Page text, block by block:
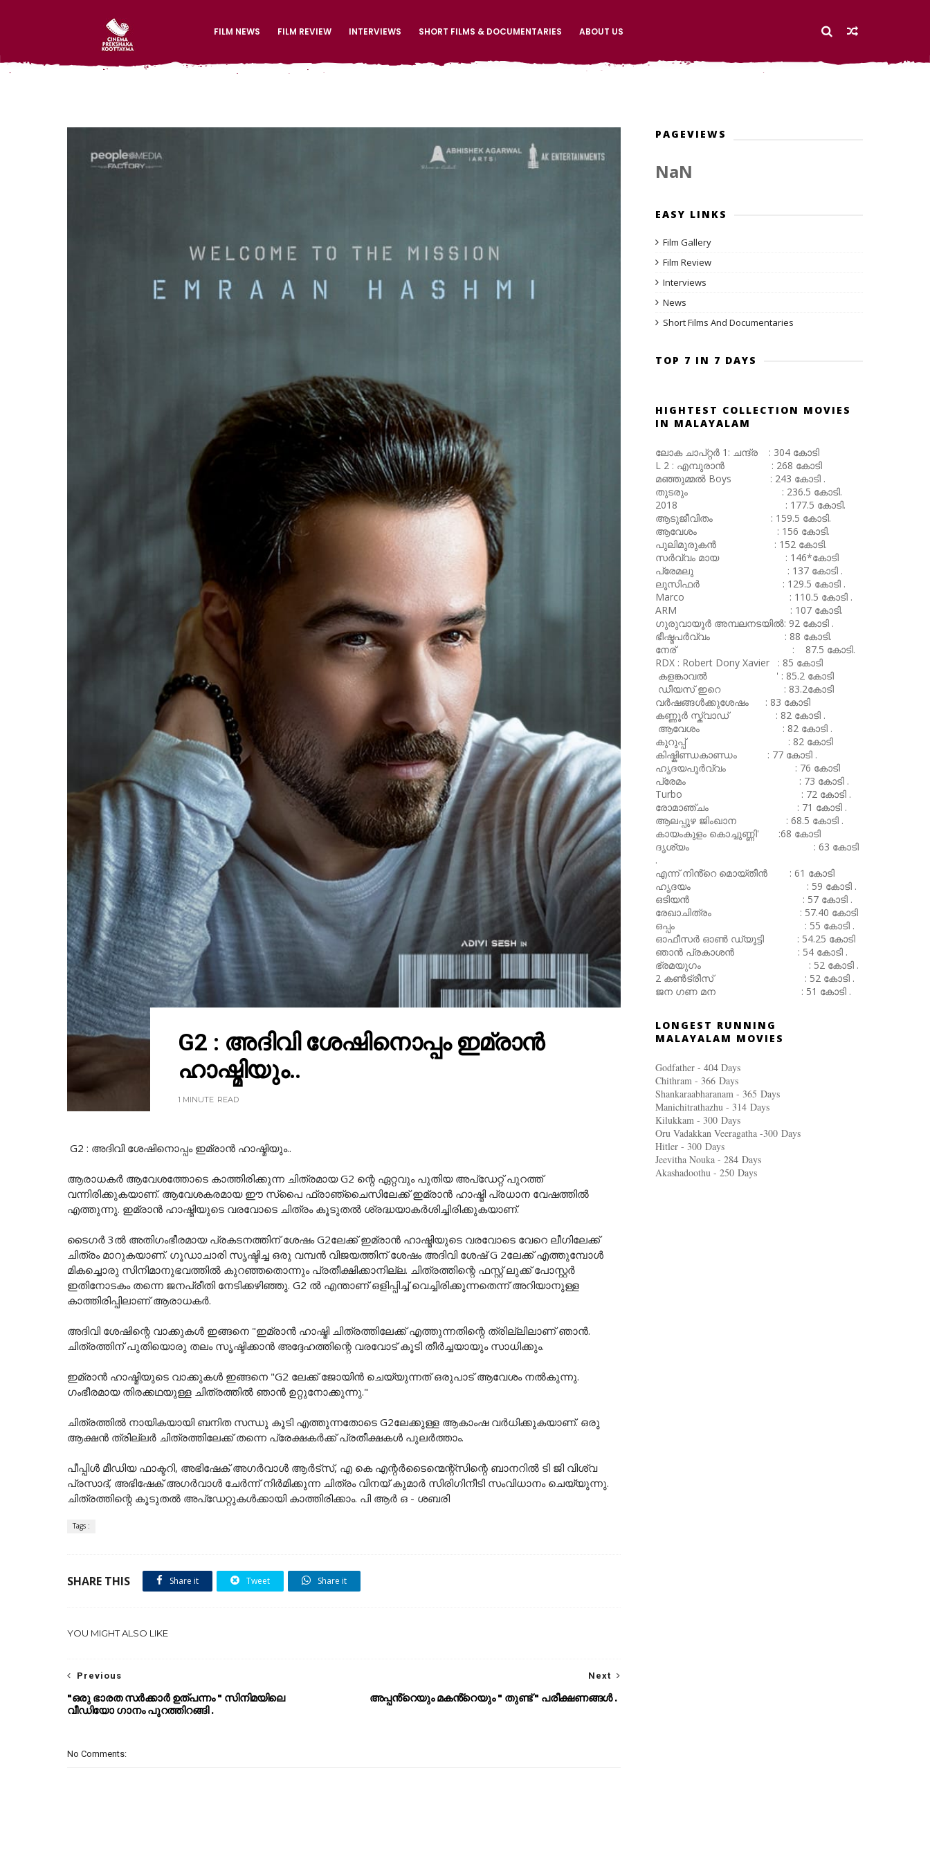
FILM NEWS FILM REVIEW INTERVIEWS SHORT FILMS & DOCUMENTARIES ABOUT US
G2 : അദിവി ശേഷിനൊപ്പം ഇമ്രാൻ
ഹാഷ്മിയും..
1 MINUTE READ
G2 : അദിവി ശേഷിനൊപ്പം ഇമ്രാൻ ഹാഷ്മിയും..
ആരാധകർ ആവേശത്തോടെ കാത്തിരിക്കുന്ന ചിത്രമായ G2 ന്റെ ഏറ്റവും പുതിയ അപ്‌ഡേറ്റ് പുറത്ത്
വന്നിരിക്കുകയാണ്. ആവേശകരമായ ഈ സ്പൈ ഫ്രാഞ്ചൈസിലേക്ക് ഇമ്രാൻ ഹാഷ്മി പ്രധാന വേഷത്തിൽ
എത്തുന്നു. ഇമ്രാൻ ഹാഷ്മിയുടെ വരവോടെ ചിത്രം കൂടുതൽ ശ്രദ്ധയാകർശിച്ചിരിക്കുകയാണ്.
ടൈഗർ 3ൽ അതിഗംഭീരമായ പ്രകടനത്തിന് ശേഷം G2ലേക്ക് ഇമ്രാൻ ഹാഷ്മിയുടെ വരവോടെ വേറെ ലീഗിലേക്ക്
ചിത്രം മാറുകയാണ്. ഗൂഡാചാരി സൃഷ്ടിച്ച ഒരു വമ്പൻ വിജയത്തിന് ശേഷം അദിവി ശേഷ് G 2ലേക്ക് എത്തുമ്പോൾ
മികച്ചൊരു സിനിമാനുഭവത്തിൽ കുറഞ്ഞതൊന്നും പ്രതീക്ഷിക്കാനില്ല. ചിത്രത്തിന്റെ ഫസ്റ്റ് ലുക്ക് പോസ്റ്റർ
ഇതിനോടകം തന്നെ ജനപ്രീതി നേടിക്കഴിഞ്ഞു. G2 ൽ എന്താണ് ഒളിപ്പിച്ച് വെച്ചിരിക്കുന്നതെന്ന് അറിയാനുള്ള
കാത്തിരിപ്പിലാണ് ആരാധകർ.
അദിവി ശേഷിന്റെ വാക്കുകൾ ഇങ്ങനെ "ഇമ്രാൻ ഹാഷ്മി ചിത്രത്തിലേക്ക് എത്തുന്നതിന്റെ ത്രില്ലിലാണ് ഞാൻ.
ചിത്രത്തിന് പുതിയൊരു തലം സൃഷ്ടിക്കാൻ അദ്ദേഹത്തിന്റെ വരവോട് കൂടി തീർച്ചയായും സാധിക്കും.
ഇമ്രാൻ ഹാഷ്മിയുടെ വാക്കുകൾ ഇങ്ങനെ "G2 ലേക്ക് ജോയിൻ ചെയ്യുന്നത് ഒരുപാട് ആവേശം നൽകുന്നു.
ഗംഭീരമായ തിരക്കഥയുള്ള ചിത്രത്തിൽ ഞാൻ ഉറ്റുനോക്കുന്നു."
ചിത്രത്തിൽ നായികയായി ബനിത സന്ധു കൂടി എത്തുന്നതോടെ G2ലേക്കുള്ള ആകാംഷ വർധിക്കുകയാണ്. ഒരു
ആക്ഷൻ ത്രില്ലർ ചിത്രത്തിലേക്ക് തന്നെ പ്രേക്ഷകർക്ക് പ്രതീക്ഷകൾ പുലർത്താം.
പീപ്പിൾ മീഡിയ ഫാക്ടറി, അഭിഷേക് അഗർവാൾ ആർട്‌സ്, എ കെ എന്റർടൈന്മെന്റ്സിന്റെ ബാനറിൽ ടി ജി വിശ്വ
പ്രസാദ്, അഭിഷേക് അഗർവാൾ ചേർന്ന് നിർമിക്കുന്ന ചിത്രം വിനയ് കുമാർ സിരിഗിനീടി സംവിധാനം ചെയ്യുന്നു.
ചിത്രത്തിന്റെ കൂടുതൽ അപ്‌ഡേറ്റുകൾക്കായി കാത്തിരിക്കാം. പി ആർ ഒ - ശബരി
Tags :
SHARE THIS Share it Tweet Share it
YOU MIGHT ALSO LIKE
Next
അപ്പൻ്റെയും മകൻ്റെയും " തുണ്ട് " പരീക്ഷണങ്ങൾ .
Previous
"ഒരു ഭാരത സർക്കാർ ഉത്പന്നം " സിനിമയിലെ
വീഡിയോ ഗാനം പുറത്തിറങ്ങി .
No Comments:
PAGEVIEWS
NaN
EASY LINKS
Film Gallery
Film Review
Interviews
News
Short Films And Documentaries
TOP 7 IN 7 DAYS
HIGHTEST COLLECTION MOVIES
IN MALAYALAM
ലോക ചാപ്റ്റർ 1: ചന്ദ്ര : 304 കോടി
L 2 : എമ്പുരാൻ : 268 കോടി
മഞ്ഞുമ്മൽ Boys : 243 കോടി .
തുടരും : 236.5 കോടി.
2018 : 177.5 കോടി.
ആടുജീവിതം : 159.5 കോടി.
ആവേശം : 156 കോടി.
പുലിമുരുകൻ : 152 കോടി.
സർവ്വം മായ : 146*കോടി
പ്രേമലു : 137 കോടി .
ലൂസിഫർ : 129.5 കോടി .
Marco : 110.5 കോടി .
ARM : 107 കോടി.
ഗുരുവായൂർ അമ്പലനടയിൽ: 92 കോടി .
ഭീഷ്മപർവ്വം : 88 കോടി.
നേര് : 87.5 കോടി.
RDX : Robert Dony Xavier : 85 കോടി
കളങ്കാവൽ ' : 85.2 കോടി
ഡീയസ് ഇറെ : 83.2കോടി
വർഷങ്ങൾക്കുശേഷം : 83 കോടി
കണ്ണൂർ സ്ക്വാഡ് : 82 കോടി .
ആവേശം : 82 കോടി .
കുറുപ്പ് : 82 കോടി
കിഷ്കിണ്ഡകാണ്ഡം : 77 കോടി .
ഹൃദയപൂർവ്വം : 76 കോടി
പ്രേമം : 73 കോടി .
Turbo : 72 കോടി .
രോമാഞ്ചം : 71 കോടി .
ആലപ്പുഴ ജിംഖാന : 68.5 കോടി .
കായംകുളം കൊച്ചുണ്ണി' :68 കോടി
ദൃശ്യം : 63 കോടി
.
എന്ന് നിൻ്റെ മൊയ്തീൻ : 61 കോടി
ഹൃദയം : 59 കോടി .
ഒടിയൻ : 57 കോടി .
രേഖാചിത്രം : 57.40 കോടി
ഒപ്പം : 55 കോടി .
ഓഫീസർ ഓൺ ഡ്യൂട്ടി : 54.25 കോടി
ഞാൻ പ്രകാശൻ : 54 കോടി .
ഭ്രമയുഗം : 52 കോടി .
2 കൺട്രീസ് : 52 കോടി .
ജന ഗണ മന : 51 കോടി .
LONGEST RUNNING
MALAYALAM MOVIES
Godfather - 404 Days
Chithram - 366 Days
Shankaraabharanam - 365 Days
Manichitrathazhu - 314 Days
Kilukkam - 300 Days
Oru Vadakkan Veeragatha -300 Days
Hitler - 300 Days
Jeevitha Nouka - 284 Days
Akashadoothu - 250 Days